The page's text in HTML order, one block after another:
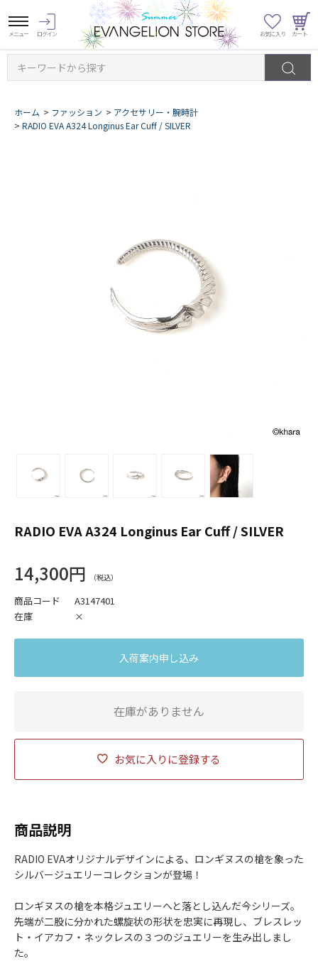
キーワードから探す
ホーム > ファッション > アクセサリー・腕時計
> RADIO EVA A324 Longinus Ear Cuff / SILVER
RADIO EVA A324 Longinus Ear Cuff / SILVER
14,300円
商品コード
A3147401
在庫
×
お気に入りに登録する
入荷案内申し込み
在庫がありません
商品説明
RADIO EVAオリジナルデザインによる、ロンギヌスの槍を象った
シルバージュエリーコレクションが登場！
ロンギヌスの槍を本格ジュエリーへと落とし込んだ今シリーズ。
先端が二股に分かれた螺旋状の形状を忠実に再現し、ブレスレッ
ト・イアカフ・ネックレスの３つのジュエリーを生み出しまし
た。